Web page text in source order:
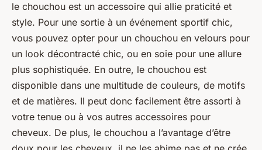
le chouchou est un accessoire qui allie praticité et
style. Pour une sortie à un événement sportif chic,
vous pouvez opter pour un chouchou en velours pour
un look décontracté chic, ou en soie pour une allure
plus sophistiquée. En outre, le chouchou est
disponible dans une multitude de couleurs, de motifs
et de matières. Il peut donc facilement être assorti à
votre tenue ou à vos autres accessoires pour
cheveux. De plus, le chouchou a l’avantage d’être